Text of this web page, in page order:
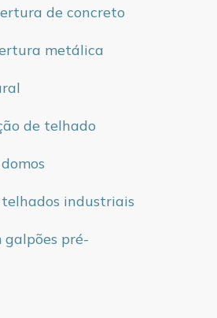
de concreto
metálica
de telhado
industriais
pré-